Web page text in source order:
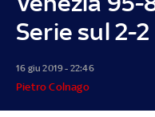
Serie sul 2-2
16 giu 2019 - 22:46
Pietro Colnago